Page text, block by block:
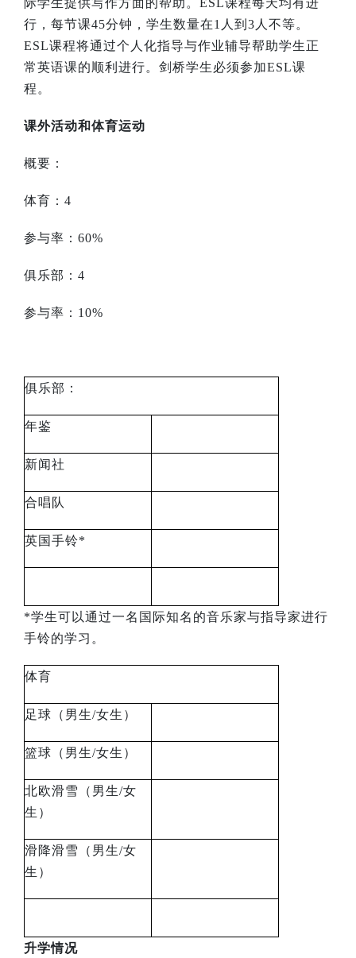
际学生提供写作方面的帮助。 ESL课程每天均有进
行，每节课45分钟，学生数量在1 人到 3 人不等。
ESL课程将通过个人化指导与作业辅导帮助学生正
常英语课的顺利进行。剑桥学生必须参加ESL课
程。
课外活动和体育运动
概要：
体育： 4
参与率： 60%
俱乐部： 4
参与率： 10%
俱乐部：
年鉴
新闻社
合唱队
英国手铃*
*学生可以通过一名国际知名的音乐家与指导家进行
手铃的学习。
体育
足球（男生/女生）
篮球（男生/女生）
北欧滑雪（男生/女
生）
滑降滑雪（男生/女
生）
升学情况